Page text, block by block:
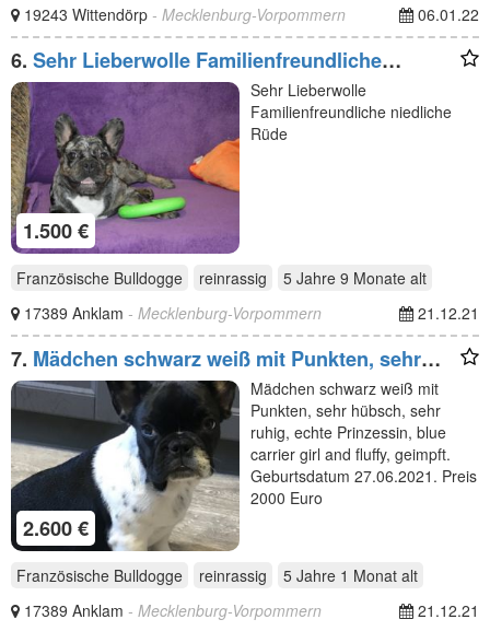
19243 Wittendörp - Mecklenburg-Vorpommern 06.01.22
6. Sehr Lieberwolle Familienfreundliche
niedliche Rüde
1.500 €
Sehr Lieberwolle
Familienfreundliche niedliche
Rüde
Französische Bulldogge reinrassig 5 Jahre 9 Monate alt
17389 Anklam - Mecklenburg-Vorpommern 21.12.21
7. Mädchen schwarz weiß mit Punkten, sehr
hübsch, sehr
2.600 €
Mädchen schwarz weiß mit
Punkten, sehr hübsch, sehr
ruhig, echte Prinzessin, blue
carrier girl and fluffy, geimpft.
Geburtsdatum 27.06.2021. Preis
2000 Euro
Französische Bulldogge reinrassig 5 Jahre 1 Monat alt
17389 Anklam - Mecklenburg-Vorpommern 21.12.21